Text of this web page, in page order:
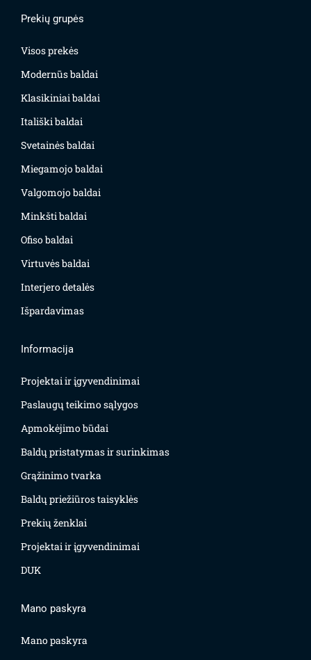
Prekių grupės
Visos prekės
Modernūs baldai
Klasikiniai baldai
Itališki baldai
Svetainės baldai
Miegamojo baldai
Valgomojo baldai
Minkšti baldai
Ofiso baldai
Virtuvės baldai
Interjero detalės
Išpardavimas
Informacija
Projektai ir įgyvendinimai
Paslaugų teikimo sąlygos
Apmokėjimo būdai
Baldų pristatymas ir surinkimas
Grąžinimo tvarka
Baldų priežiūros taisyklės
Prekių ženklai
Projektai ir įgyvendinimai
DUK
Mano paskyra
Mano paskyra